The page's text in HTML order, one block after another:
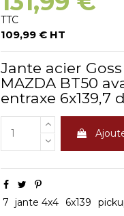
TTC
109,99 € HT
Jante acier
MAZDA BT50
entraxe 6x139,7
7 jante 4x4 6x139